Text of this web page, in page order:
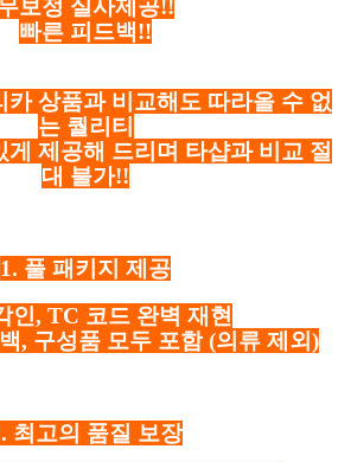
보정 실사제공!!
빠른 피드백!!
카 상품과 비교해도 따라올 수 없
는 퀄리티
게 제공해 드리며 타샵과 비교 절
대 불가!!
1. 풀 패키지 제공
인, TC 코드 완벽 재현
, 구성품 모두 포함 (의류 제외)
최고의 품질 보장